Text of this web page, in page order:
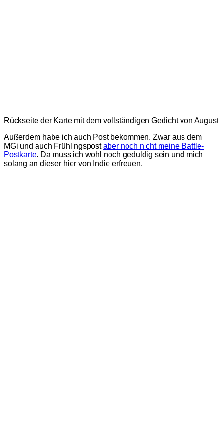
Rückseite der Karte mit dem vollständigen Gedicht von
Außerdem habe ich auch Post bekommen. Zwar aus dem
MGi und auch Frühlingspostaber noch nicht meine Battle-
Postkarte. Da muss ich wohl noch geduldig sein und mich
solang an dieser hier von Indie erfreuen.